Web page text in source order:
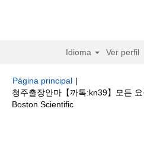
Idioma Ver perfil
Página principal |
청주출장안마【까톡:kn39】모든
Boston Scientific(página